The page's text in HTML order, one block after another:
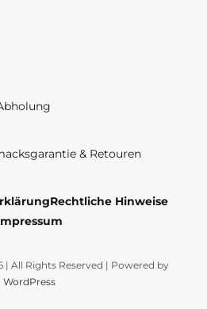
& Retouren
Rechtliche Hinweise
| All Rights Reserved | Powered by
WordPress